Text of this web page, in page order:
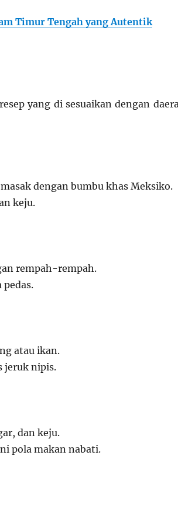
Timur Tengah yang Autentik
yang di sesuaikan dengan
dengan bumbu khas Meksiko.
keju.
rempah-rempah.
pedas.
atau ikan.
jeruk nipis.
dan keju.
pola makan nabati.